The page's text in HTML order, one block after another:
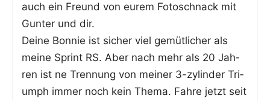
auch ein Freund von eurem Foto­schnack mit
Gun­ter und dir.
Dei­ne Bon­nie ist sicher viel gemüt­li­cher als
mei­ne Sprint RS. Aber nach mehr als 20 Jah­
ren ist ne Tren­nung von mei­ner 3-zylin­der Tri­
umph immer noch kein The­ma. Fah­re jetzt seit